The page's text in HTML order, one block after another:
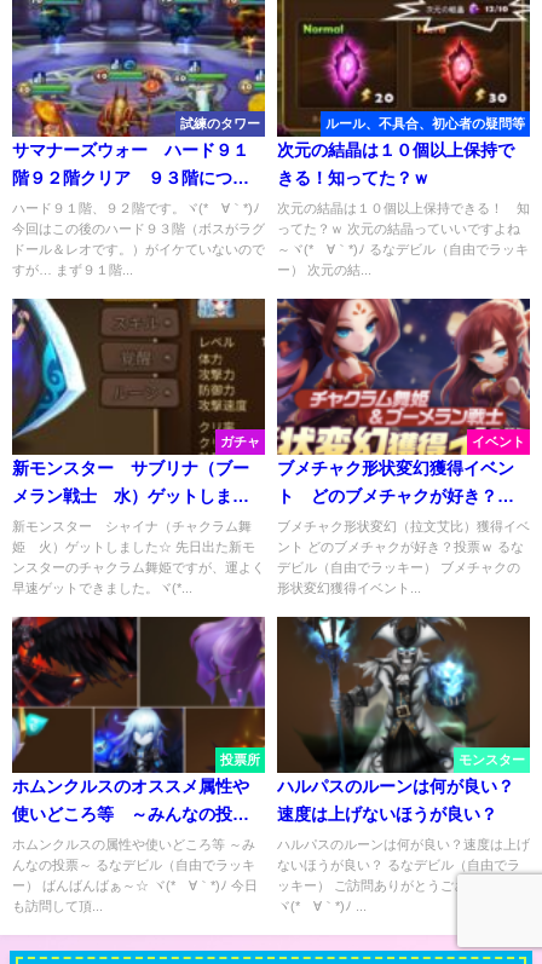
試練のタワー
サマナーズウォー ハード９１
階９２階クリア ９３階につい
て…
ハード９１階、９２階です。ヾ(*´∀｀*)ﾉ
今回はこの後のハード９３階（ボスがラグ
ドール＆レオです。）がイケていないので
すが… まず９１階...
ルール、不具合、初心者の疑問等
次元の結晶は１０個以上保持で
きる！知ってた？ｗ
次元の結晶は１０個以上保持できる！ 知
ってた？ｗ 次元の結晶っていいですよね
～ヾ(*´∀｀*)ﾉ るなデビル（自由でラッキ
ー） 次元の結...
ガチャ
新モンスター サブリナ（ブー
メラン戦士 水）ゲットしまし
た☆
新モンスター シャイナ（チャクラム舞
姫 火）ゲットしました☆ 先日出た新モ
ンスターのチャクラム舞姫ですが、運よく
早速ゲットできました。ヾ(*...
イベント
ブメチャク形状変幻獲得イベン
ト どのブメチャクが好き？投
票ｗ
ブメチャク形状変幻（拉文艾比）獲得イベ
ント どのブメチャクが好き？投票ｗ るな
デビル（自由でラッキー） ブメチャクの
形状変幻獲得イベント...
投票所
ホムンクルスのオススメ属性や
使いどころ等 ～みんなの投票
～
ホムンクルスの属性や使いどころ等 ～み
んなの投票～ るなデビル（自由でラッキ
ー） ばんばんばぁ～☆ ヾ(*´∀｀*)ﾉ 今日
も訪問して頂...
モンスター
ハルパスのルーンは何が良い？
速度は上げないほうが良い？
ハルパスのルーンは何が良い？速度は上げ
ないほうが良い？ るなデビル（自由でラ
ッキー） ご訪問ありがとうございます★
ヾ(*´∀｀*)ﾉ ...